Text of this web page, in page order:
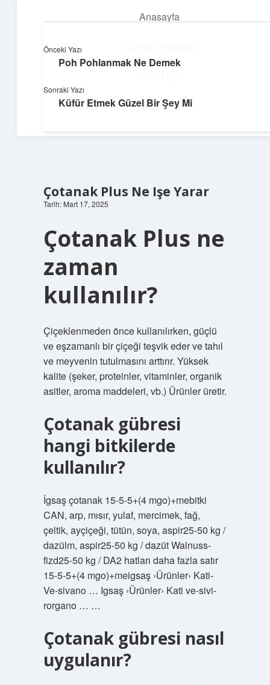
Anasayfa
Hakkımızda
Çotanak Plus Ne Işe Yarar
Tarih: Mart 17, 2025
Çotanak Plus ne
zaman
kullanılır?
Çiçeklenmeden önce kullanılırken, güçlü
ve eşzamanlı bir çiçeği teşvik eder ve tahıl
ve meyvenin tutulmasını arttırır. Yüksek
kalite (şeker, proteinler, vitaminler, organik
asitler, aroma maddeleri, vb.) Ürünler üretir.
Çotanak gübresi
hangi bitkilerde
kullanılır?
İgsaş çotanak 15-5-5+(4 mgo)+mebitki
CAN, arp, mısır, yulaf, mercimek, fağ,
çeltik, ayçiçeği, tütün, soya, aspir25-50 kg /
dazülm, aspir25-50 kg / dazüt Walnuss-
fizd25-50 kg / DA2 hatları daha fazla satır
15-5-5+(4 mgo)+meigsaş ›Ürünler› Kati-
Ve-sivano … Igsaş ›Ürünler› Kati ve-sivi-
rorgano … …
Çotanak gübresi nasıl
uygulanır?
Önceki Yazı
Poh Pohlanmak Ne Demek
Sonraki Yazı
Küfür Etmek Güzel Bir Şey Mi